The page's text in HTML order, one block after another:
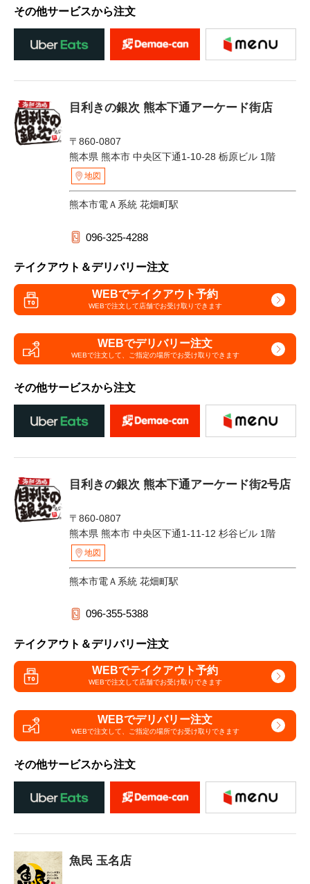
その他サービスから注文
目利きの銀次 熊本下通アーケード街店
〒860-0807
熊本県 熊本市 中央区下通1-10-28 栃原ビル 1階
地図
熊本市電Ａ系統 花畑町駅
096-325-4288
テイクアウト＆デリバリー注文
WEBでテイクアウト予約
WEBで注文して店舗でお受け取りできます
WEBでデリバリー注文
WEBで注文して、 ご指定の場所でお受け取りできます
その他サービスから注文
目利きの銀次 熊本下通アーケード街2号店
〒860-0807
熊本県 熊本市 中央区下通1-11-12 杉谷ビル 1階
地図
熊本市電Ａ系統 花畑町駅
096-355-5388
テイクアウト＆デリバリー注文
WEBでテイクアウト予約
WEBで注文して店舗でお受け取りできます
WEBでデリバリー注文
WEBで注文して、 ご指定の場所でお受け取りできます
その他サービスから注文
魚民 玉名店